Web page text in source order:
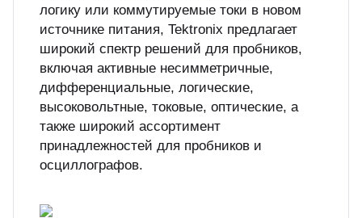
логику или коммутируемые токи в новом
источнике питания, Tektronix предлагает
широкий спектр решений для пробников,
включая активные несимметричные,
дифференциальные, логические,
высоковольтные, токовые, оптические, а
также широкий ассортимент
принадлежностей для пробников и
осциллографов.